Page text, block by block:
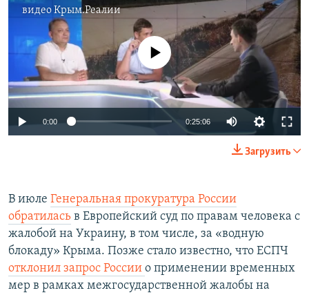
видеоКрым.Реалии
No media source currently available
0:00 0:25:06
Загрузить
В июле Генеральная прокуратура России
обратилась в Европейский суд по правам человека с
жалобой на Украину, в том числе, за «водную
блокаду» Крыма. Позже стало известно, что ЕСПЧ
отклонил запрос России о применении временных
мер в рамках межгосударственной жалобы на